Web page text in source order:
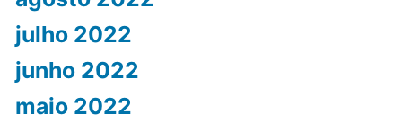
julho 2022
junho 2022
maio 2022